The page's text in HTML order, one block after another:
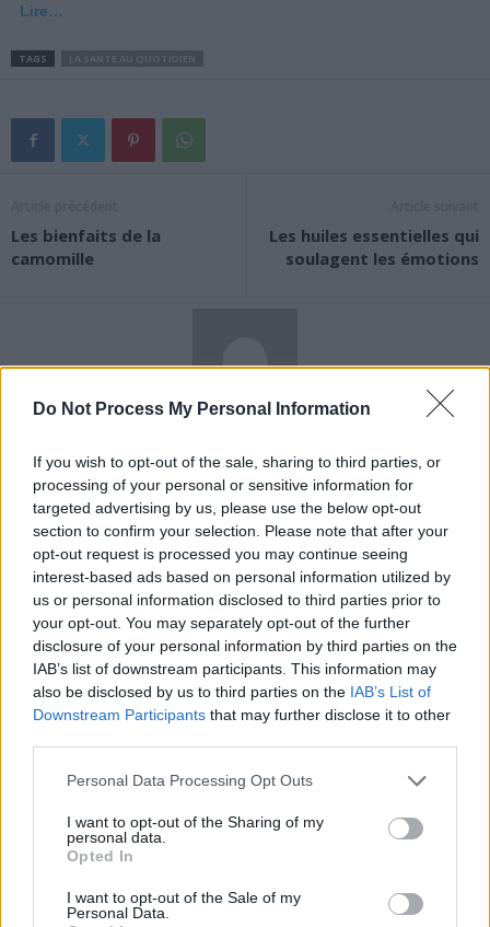
Do Not Process My Personal Information
If you wish to opt-out of the sale, sharing to third parties, or
processing of your personal or sensitive information for
targeted advertising by us, please use the below opt-out
section to confirm your selection. Please note that after your
opt-out request is processed you may continue seeing
interest-based ads based on personal information utilized by
us or personal information disclosed to third parties prior to
your opt-out. You may separately opt-out of the further
disclosure of your personal information by third parties on the
IAB’s list of downstream participants. This information may
also be disclosed by us to third parties on the IAB’s List of
Downstream Participants that may further disclose it to other
Personal Data Processing Opt Outs
I want to opt-out of the Sharing of my
personal data.
Opted In
I want to opt-out of the Sale of my
Personal Data.
Lire…
TAGS
Les bienfaits de la
camomille
Les huiles essentielles qui
soulagent les émotions
https://news-sante.fr
ARTICLES CONNEXES PLUS DE L'AUTEUR
Santé
Canicule : les conseils
essentiels des
cardiologues pour
éviter le danger
Éclipse du 12 août :
attention à la pénurie de
lunettes de sécurité
Santé
Un chewing-gum
révolutionnaire pour
combattre le cancer
buccal
Populaires
Médicament retiré en urgence pour risques graves et données falsifiées